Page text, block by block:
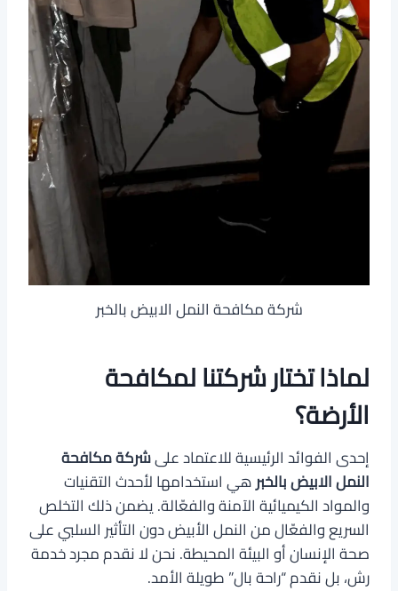
شركة مكافحة النمل الابيض بالخبر
لماذا تختار شركتنا لمكافحة
الأرضة؟
إحدى الفوائد الرئيسية للاعتماد علىشركة مكافحة
النمل الابيض بالخبرهي استخدامها لأحدث التقنيات
والمواد الكيميائية الآمنة والفعّالة. يضمن ذلك التخلص
السريع والفعّال من النمل الأبيض دون التأثير السلبي على
صحة الإنسان أو البيئة المحيطة. نحن لا نقدم مجرد خدمة
رش، بل نقدم “راحة بال” طويلة الأمد.